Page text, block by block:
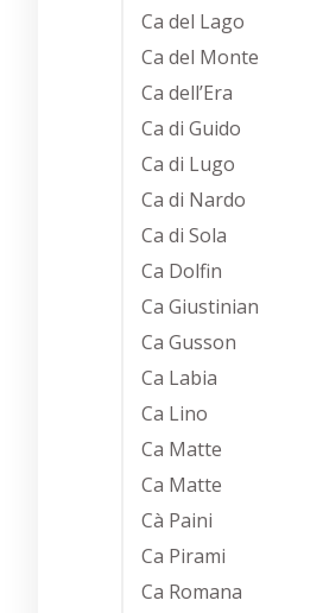
Ca del Lago
Ca del Monte
Ca dell’Era
Ca di Guido
Ca di Lugo
Ca di Nardo
Ca di Sola
Ca Dolfin
Ca Giustinian
Ca Gusson
Ca Labia
Ca Lino
Ca Matte
Ca Matte
Cà Paini
Ca Pirami
Ca Romana